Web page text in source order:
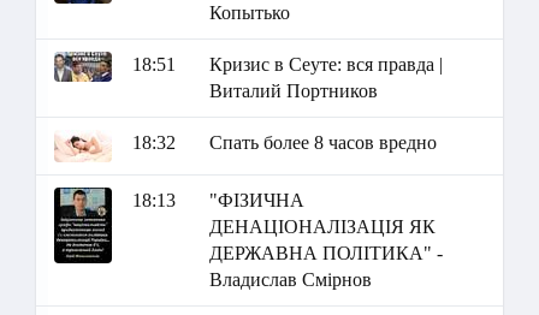
Копытько
18:51
Кризис в Сеуте: вся правда |
Виталий Портников
18:32 Спать более 8 часов вредно
18:13
"ФІЗИЧНА
ДЕНАЦІОНАЛІЗАЦІЯ ЯК
ДЕРЖАВНА ПОЛІТИКА" -
Владислав Смірнов